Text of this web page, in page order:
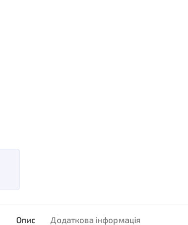
Опис Додаткова інформація